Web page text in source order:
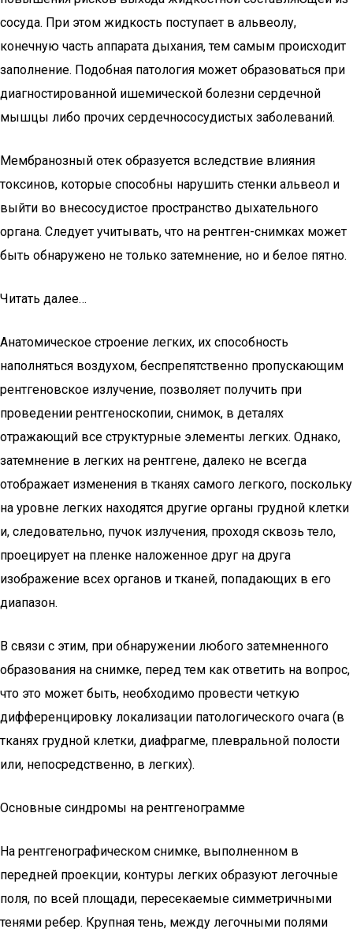
сосуда. При этом жидкость поступает в альвеолу,
конечную часть аппарата дыхания, тем самым происходит
заполнение. Подобная патология может образоваться при
диагностированной ишемической болезни сердечной
мышцы либо прочих сердечнососудистых заболеваний.
Мембранозный отек образуется вследствие влияния
токсинов, которые способны нарушить стенки альвеол и
выйти во внесосудистое пространство дыхательного
органа. Следует учитывать, что на рентген-снимках может
быть обнаружено не только затемнение, но и белое пятно.
Читать далее…
Анатомическое строение легких, их способность
наполняться воздухом, беспрепятственно пропускающим
рентгеновское излучение, позволяет получить при
проведении рентгеноскопии, снимок, в деталях
отражающий все структурные элементы легких. Однако,
затемнение в легких на рентгене, далеко не всегда
отображает изменения в тканях самого легкого, поскольку
на уровне легких находятся другие органы грудной клетки
и, следовательно, пучок излучения, проходя сквозь тело,
проецирует на пленке наложенное друг на друга
изображение всех органов и тканей, попадающих в его
диапазон.
В связи с этим, при обнаружении любого затемненного
образования на снимке, перед тем как ответить на вопрос,
что это может быть, необходимо провести четкую
дифференцировку локализации патологического очага (в
тканях грудной клетки, диафрагме, плевральной полости
или, непосредственно, в легких).
Основные синдромы на рентгенограмме
На рентгенографическом снимке, выполненном в
передней проекции, контуры легких образуют легочные
поля, по всей площади, пересекаемые симметричными
тенями ребер. Крупная тень, между легочными полями